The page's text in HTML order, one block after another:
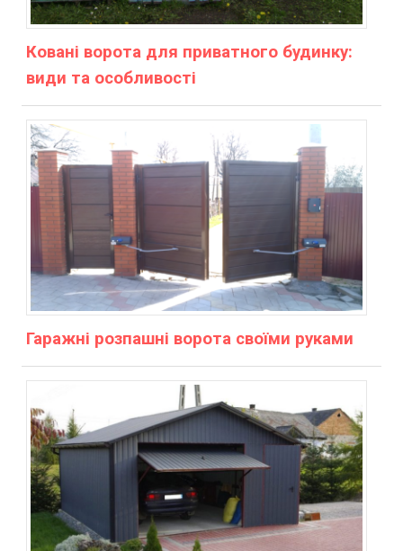
Ковані ворота для приватного будинку:
види та особливості
Гаражні розпашні ворота своїми руками